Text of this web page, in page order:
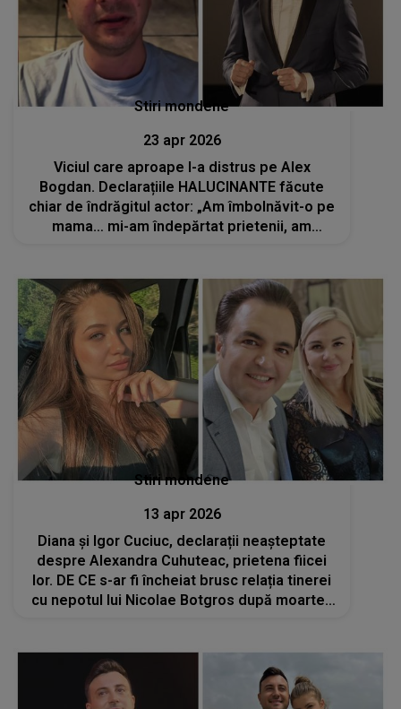
Stiri mondene
23 apr 2026
Viciul care aproape l-a distrus pe Alex
Bogdan. Declarațiile HALUCINANTE făcute
chiar de îndrăgitul actor: „Am îmbolnăvit-o pe
mama… mi-am îndepărtat prietenii, am
Stiri mondene
13 apr 2026
Diana și Igor Cuciuc, declarații neașteptate
despre Alexandra Cuhuteac, prietena fiicei
lor. DE CE s-ar fi încheiat brusc relația tinerei
cu nepotul lui Nicolae Botgros după moartea